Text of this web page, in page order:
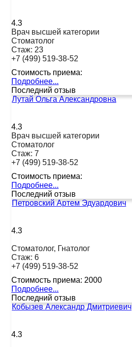
4.3
Врач высшей категории
Стоматолог
Стаж: 23
+7 (499) 519-38-52
Стоимость приема:
Подробнее...
Последний отзыв
Лутай Ольга Александровна
4.3
Врач высшей категории
Стоматолог
Стаж: 7
+7 (499) 519-38-52
Стоимость приема:
Подробнее...
Последний отзыв
Петровский Артем Эдуардович
4.3
Стоматолог, Гнатолог
Стаж: 6
+7 (499) 519-38-52
Стоимость приема: 2000
Подробнее...
Последний отзыв
Кобызев Александр Дмитриевич
4.3